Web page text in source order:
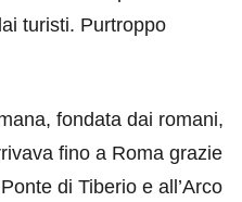
turisti. Purtroppo
fondata dai romani,
fino a Roma grazie
di Tiberio e all’Arco